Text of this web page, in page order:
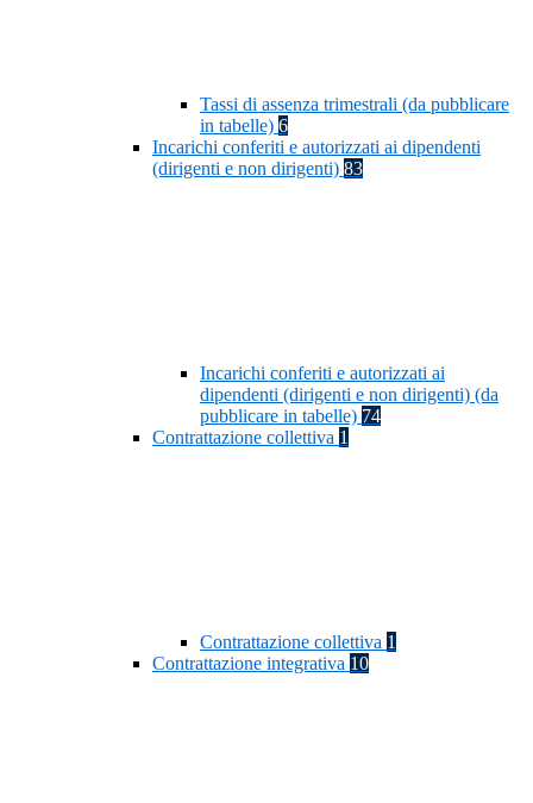
Tassi di assenza trimestrali (da pubblicare
in tabelle) 6
Incarichi conferiti e autorizzati ai dipendenti
(dirigenti e non dirigenti) 83
Incarichi conferiti e autorizzati ai
dipendenti (dirigenti e non dirigenti) (da
pubblicare in tabelle) 74
Contrattazione collettiva 1
Contrattazione collettiva 1
Contrattazione integrativa 10